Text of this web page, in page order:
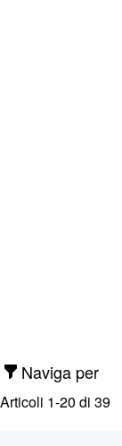
Naviga per
Articoli 1-20 di 39